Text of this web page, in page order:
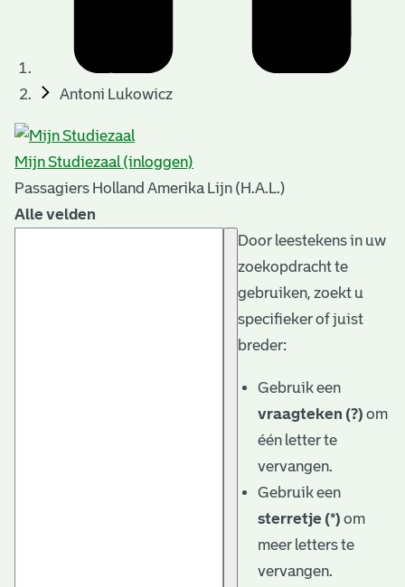
Antoni Lukowicz
Mijn Studiezaal (inloggen)
Passagiers Holland Amerika Lijn (H.A.L.)
Alle velden
Door leestekens in uw
zoekopdracht te
gebruiken, zoekt u
specifieker of juist
breder:
Gebruik een
vraagteken (?) om
één letter te
vervangen.
Gebruik een
sterretje (*) om
meer letters te
vervangen.